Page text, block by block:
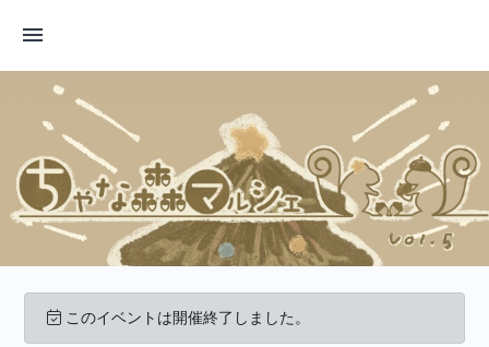
このイベントは開催終了しました。